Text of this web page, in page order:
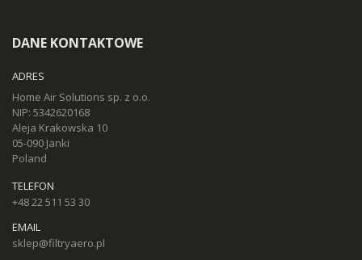
DANE KONTAKTOWE
ADRES
Home Air Solutions sp. z o.o.
NIP: 5342620168
Aleja Krakowska 10
05-090 Janki
Poland
TELEFON
+48 22 511 53 30
EMAIL
sklep@filtryaero.pl